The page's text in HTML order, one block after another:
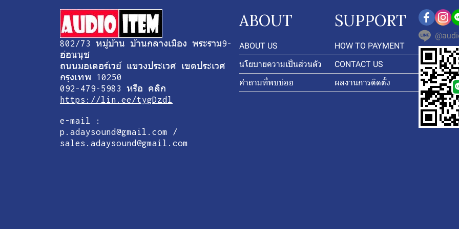
802/73 หมู่บ้าน บ้านกลางเมือง พระราม9-
อ่อนนุช
ถนนมอเตอร์เวย์ แขวงประเวศ เขตประเวศ
กรุงเทพ 10250
092-479-5983 หรือ คลิก
https://lin.ee/tygDzdl
e-mail :
p.adaysound@gmail.com /
sales.adaysound@gmail.com
ABOUT
ABOUT US
นโยบายความเป็นส่วนตัว
คำถามที่พบบ่อย
SUPPORT
HOW TO PAYMENT
CONTACT US
ผลงานการติดตั้ง